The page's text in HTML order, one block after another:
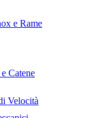
e Rame
Catene
Velocità